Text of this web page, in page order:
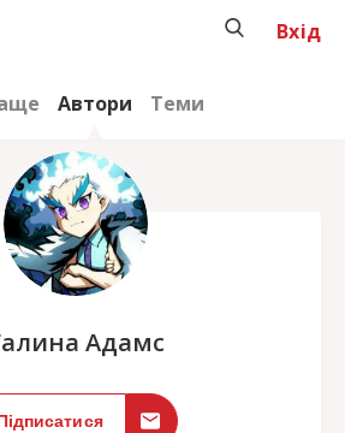
Автори Теми
Вхід
Адамс